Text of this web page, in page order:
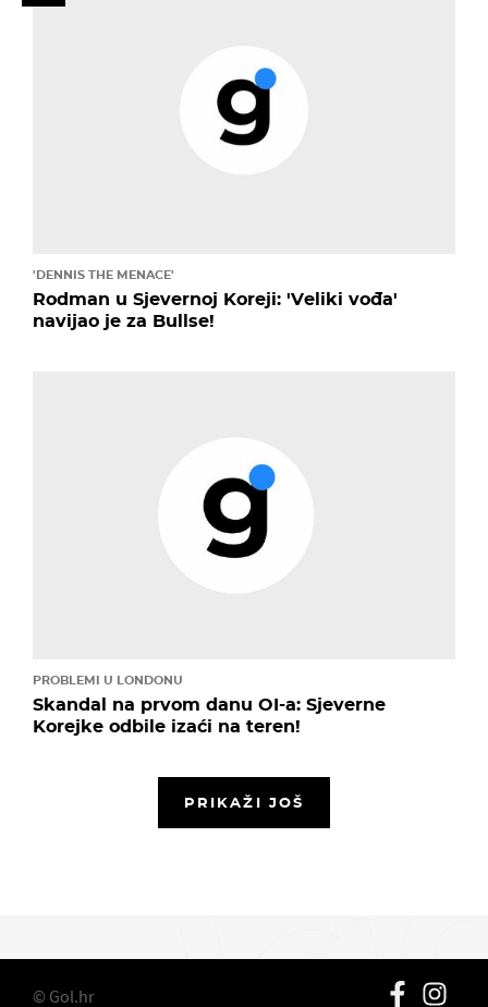
'DENNIS THE MENACE'
Rodman u Sjevernoj Koreji: 'Veliki vođa'
navijao je za Bullse!
PROBLEMI U LONDONU
Skandal na prvom danu OI-a: Sjeverne
Korejke odbile izaći na teren!
PRIKAŽI JOŠ
© Gol.hr